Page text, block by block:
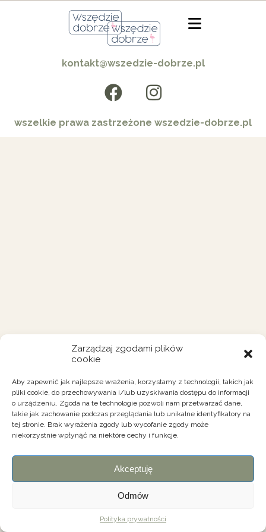
Zarządzaj zgodami plików
cookie
Aby zapewnić jak najlepsze wrażenia, korzystamy z technologii, takich jak
pliki cookie, do przechowywania i/lub uzyskiwania dostępu do informacji
o urządzeniu. Zgoda na te technologie pozwoli nam przetwarzać dane,
takie jak zachowanie podczas przeglądania lub unikalne identyfikatory na
tej stronie. Brak wyrażenia zgody lub wycofanie zgody może
niekorzystnie wpłynąć na niektóre cechy i funkcje.
Akceptuję
Odmów
Polityka prywatności
kontakt@wszedzie-dobrze.pl
wszelkie prawa zastrzeżone wszedzie-dobrze.pl